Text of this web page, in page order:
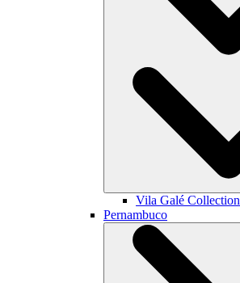
Vila Galé Collection
Pernambuco